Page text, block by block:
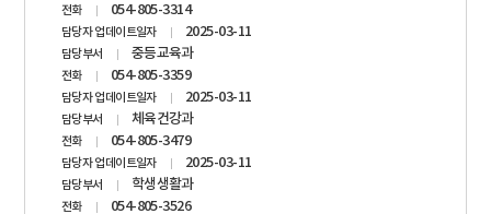
전화 054-805-3314
담당자 업데이트일자 2025-03-11
담당부서 중등교육과
전화 054-805-3359
담당자 업데이트일자 2025-03-11
담당부서 체육건강과
전화 054-805-3479
담당자 업데이트일자 2025-03-11
담당부서 학생생활과
전화 054-805-3526